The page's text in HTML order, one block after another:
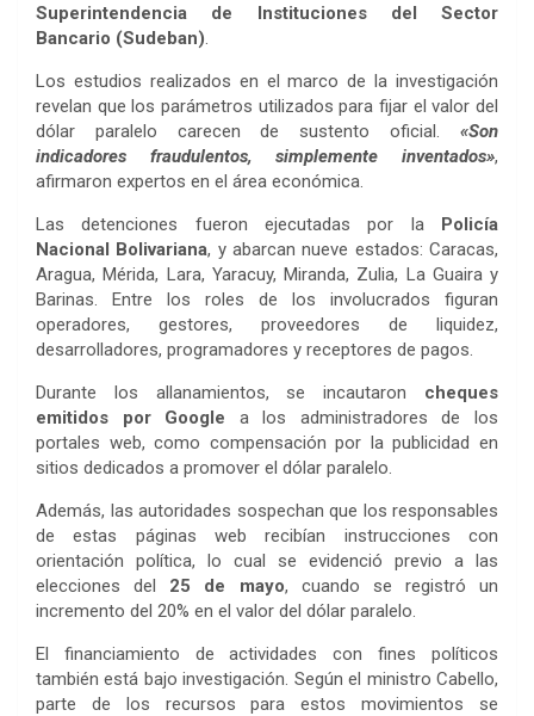
Superintendencia de Instituciones del Sector
Bancario (Sudeban).
Los estudios realizados en el marco de la investigación
revelan que los parámetros utilizados para fijar el valor del
dólar paralelo carecen de sustento oficial. «Son
indicadores fraudulentos, simplemente inventados»,
afirmaron expertos en el área económica.
Las detenciones fueron ejecutadas por la Policía
Nacional Bolivariana, y abarcan nueve estados: Caracas,
Aragua, Mérida, Lara, Yaracuy, Miranda, Zulia, La Guaira y
Barinas. Entre los roles de los involucrados figuran
operadores, gestores, proveedores de liquidez,
desarrolladores, programadores y receptores de pagos.
Durante los allanamientos, se incautaron cheques
emitidos por Google a los administradores de los
portales web, como compensación por la publicidad en
sitios dedicados a promover el dólar paralelo.
Además, las autoridades sospechan que los responsables
de estas páginas web recibían instrucciones con
orientación política, lo cual se evidenció previo a las
elecciones del 25 de mayo, cuando se registró un
incremento del 20% en el valor del dólar paralelo.
El financiamiento de actividades con fines políticos
también está bajo investigación. Según el ministro Cabello,
parte de los recursos para estos movimientos se